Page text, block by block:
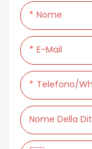
Nome
E-Mail
Telefono/
Nome Della